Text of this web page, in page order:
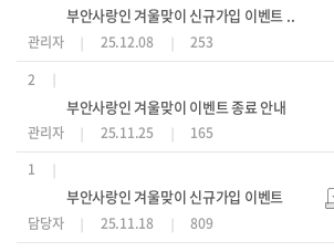
부안사랑인 겨울맞이 신규가입 이벤트 ..
관리자 25.12.08
253
2
부안사랑인 겨울맞이 이벤트 종료 안내
관리자 25.11.25
165
1
부안사랑인 겨울맞이 신규가입 이벤트
담당자 25.11.18 809